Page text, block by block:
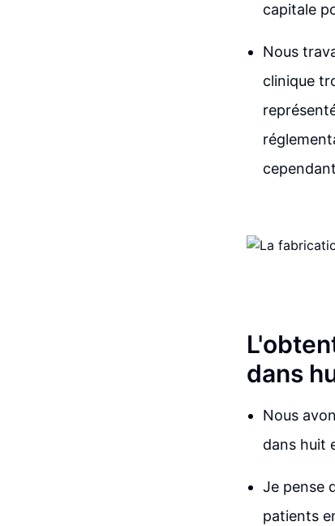
capitale
Nous
clinique
dans
Nous
dans huit
Je pense
patients